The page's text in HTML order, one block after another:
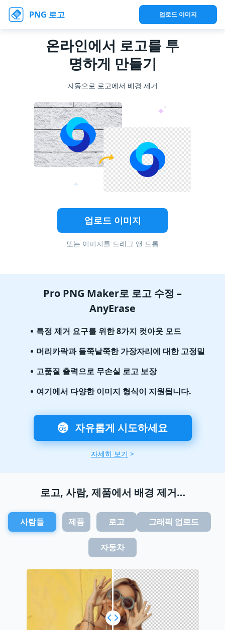
PNG 로고 업로드 이미지
온라인에서 로고를 투
명하게 만들기
자동으로 로고에서 배경 제거
업로드 이미지
또는 이미지를 드래그 앤 드롭
Pro PNG Maker로 로고 수정 –
AnyErase
특정 제거 요구를 위한 8가지 컷아웃 모드
머리카락과 들쭉날쭉한 가장자리에 대한 고정밀
고품질 출력으로 무손실 로고 보장
여기에서 다양한 이미지 형식이 지원됩니다.
자유롭게 시도하세요
자세히 보기 >
로고, 사람, 제품에서 배경 제거…
사람들 제품 로고 그래픽 업로드
자동차